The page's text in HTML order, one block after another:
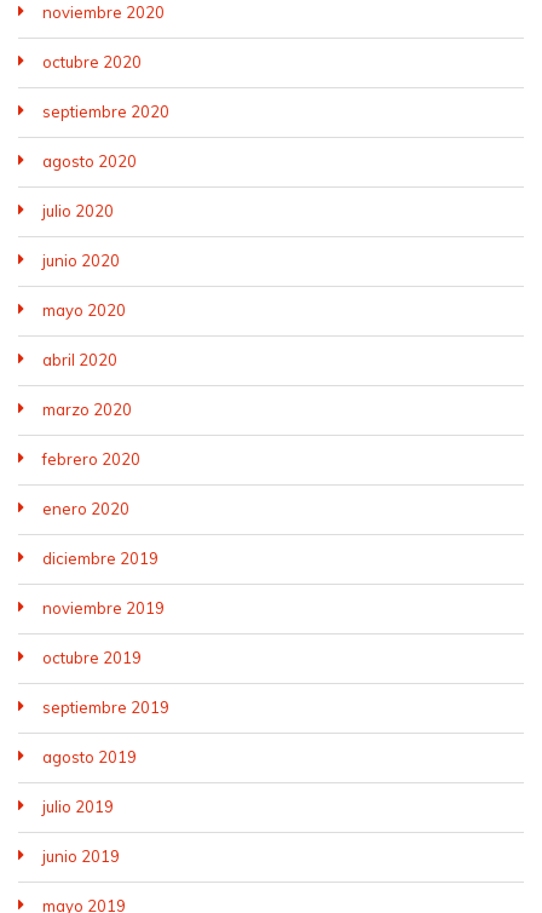
noviembre 2020
octubre 2020
septiembre 2020
agosto 2020
julio 2020
junio 2020
mayo 2020
abril 2020
marzo 2020
febrero 2020
enero 2020
diciembre 2019
noviembre 2019
octubre 2019
septiembre 2019
agosto 2019
julio 2019
junio 2019
mayo 2019